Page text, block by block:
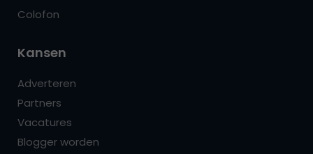
Colofon
Kansen
Adverteren
Partners
Vacatures
Blogger worden